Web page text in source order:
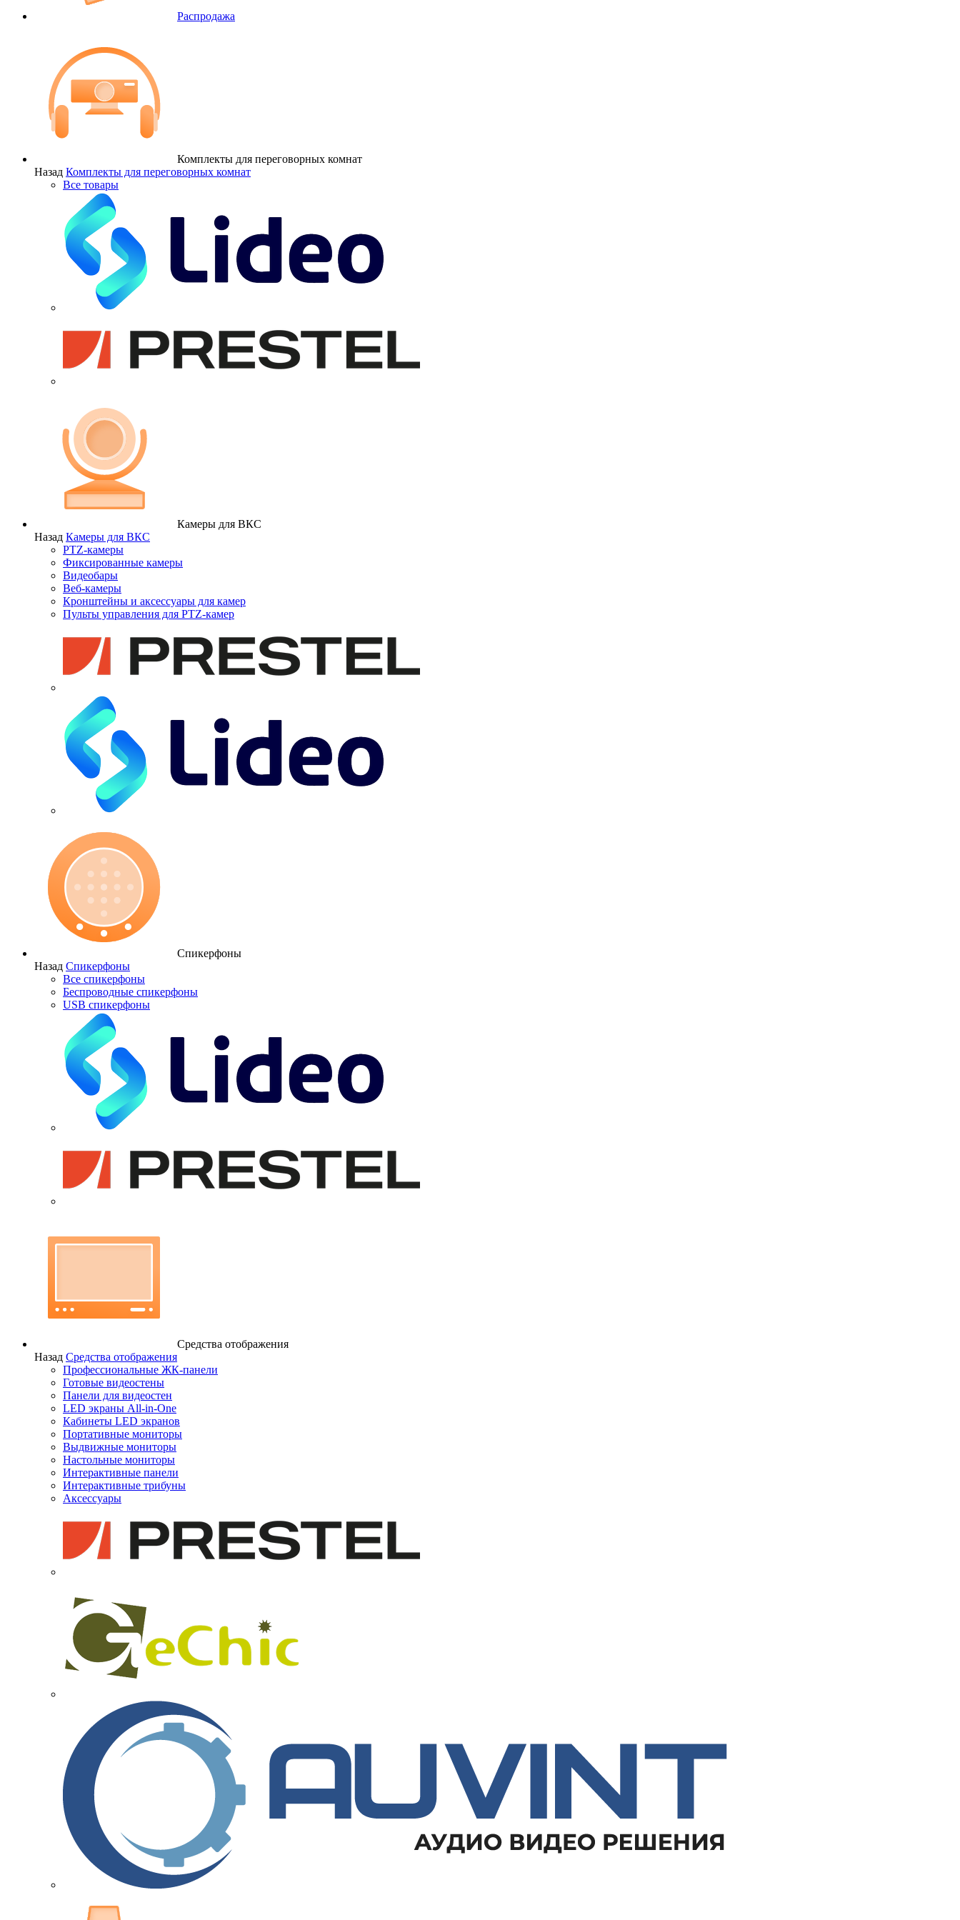
Распродажа
Комплекты для переговорных комнат
Назад Комплекты для переговорных комнат
Все товары
Камеры для ВКС
Назад Камеры для ВКС
PTZ-камеры
Фиксированные камеры
Видеобары
Веб-камеры
Кронштейны и аксессуары для камер
Пульты управления для PTZ-камер
Спикерфоны
Назад Спикерфоны
Все спикерфоны
Беспроводные спикерфоны
USB спикерфоны
Средства отображения
Назад Средства отображения
Профессиональные ЖК-панели
Готовые видеостены
Панели для видеостен
LED экраны All-in-One
Кабинеты LED экранов
Портативные мониторы
Выдвижные мониторы
Настольные мониторы
Интерактивные панели
Интерактивные трибуны
Аксессуары